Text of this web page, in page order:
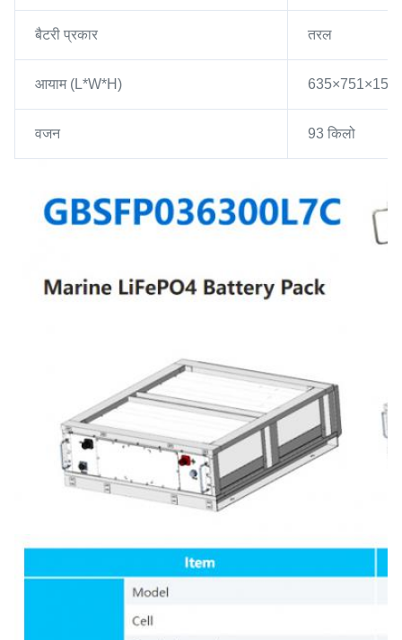
बैटरी प्रकार तरल
आयाम (L*W*H) 635×751×150
वजन 93 किलो